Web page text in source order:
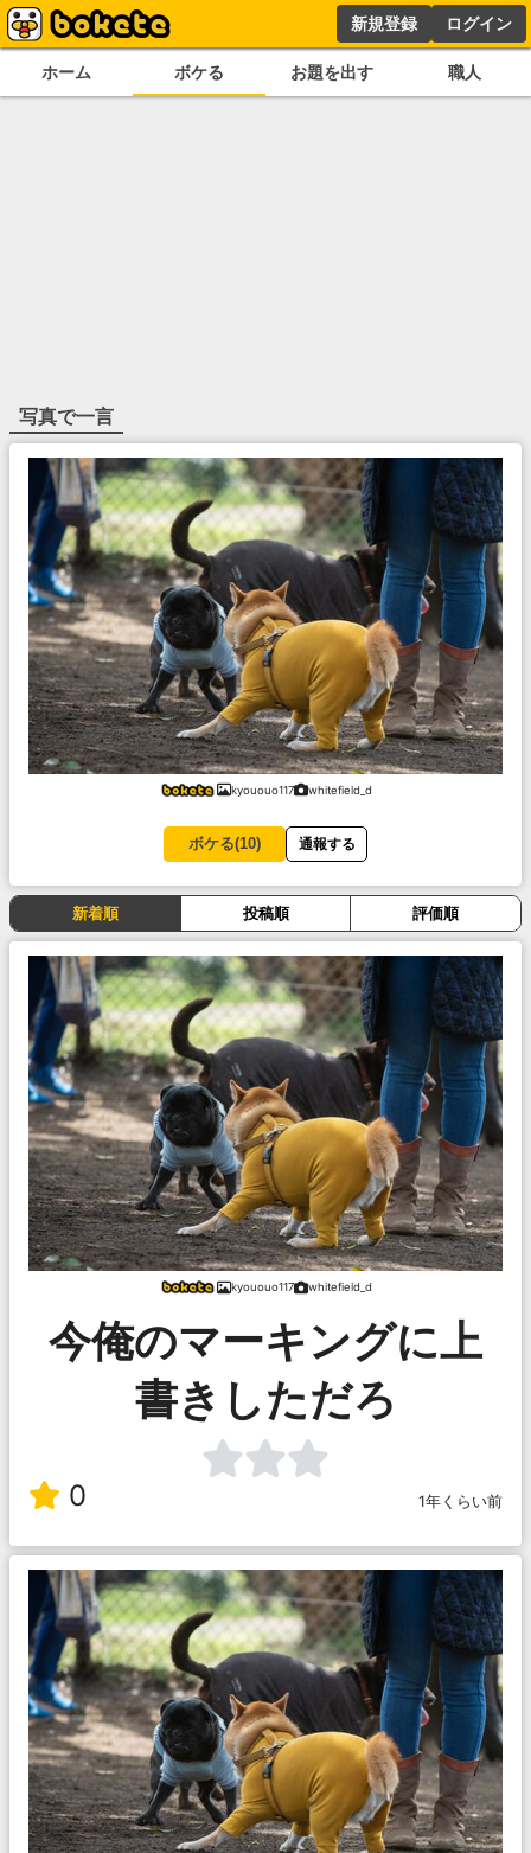
新規登録 ログイン
ホーム ボケる お題を出す 職人
写真で一言
kyououo117 whitefield_d
ボケる(10) 通報する
新着順 投稿順 評価順
kyououo117 whitefield_d
今俺のマーキングに上
書きしただろ
0 1年くらい前